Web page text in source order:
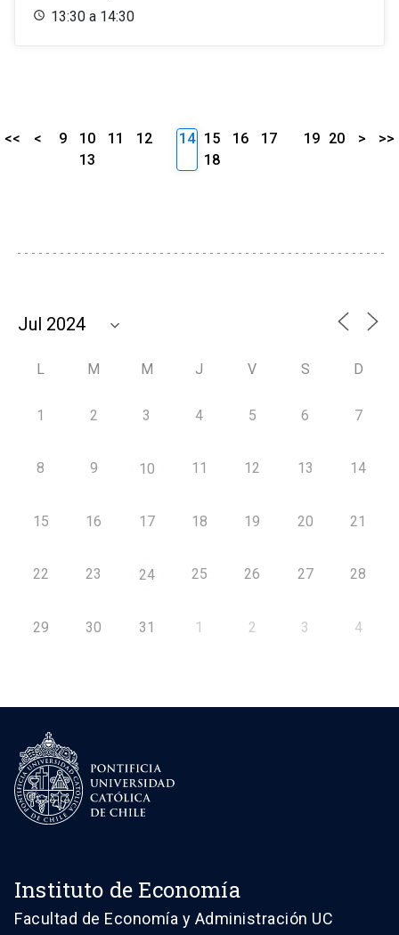
13:30 a 14:30
<< < 9 10 11
12
13
14 15 16
17
18
19 20 > >>
L M M J V S D
1 2 3 4 5 6 7
8 9 10 11 12 13 14
15 16 17 18 19 20 21
22 23 24 25 26 27 28
29 30 31 1 2 3 4
Instituto de Economía
Facultad de Economía y Administración UC